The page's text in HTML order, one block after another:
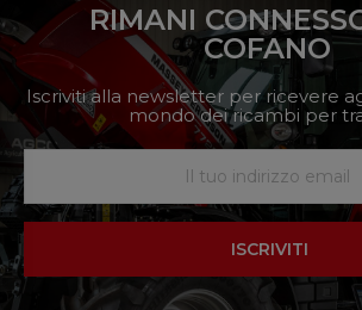
RIMANI
COFANO
Iscriviti alla newsletter per ricevere
mondo dei ricambi per
ISCRIVITI